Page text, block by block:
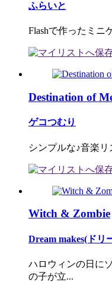
ふらいと
Flashで作ったミニ
Destination of
ゲコつむり
シンプルな♪音楽リ
Witch & Zombie
Dream makes(ドリ
ハロウィンの日に
の子が立...